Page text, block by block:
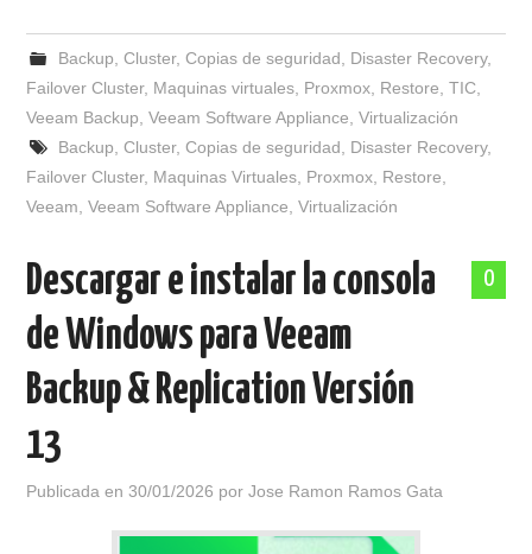
Backup Cluster, Copias de seguridad Disaster Recovery,
Failover Cluster, Maquinas virtuales Proxmox Restore ,TIC
Veeam Backup ,Veeam Software Appliance ,Virtualización
Backup Cluster, Copias de seguridad Disaster Recovery,
Failover Cluster, Maquinas Virtuales Proxmox Restore
Veeam ,Veeam Software Appliance ,Virtualización
0
Descargar e instalar la consola
de Windows para Veeam
Backup & Replication Versión
13
Publicada en30/01/2026 porJose Ramon Ramos Gata